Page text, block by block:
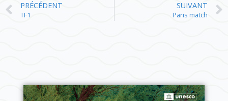
PRÉCÉDENT
TF1
SUIVANT
Paris match